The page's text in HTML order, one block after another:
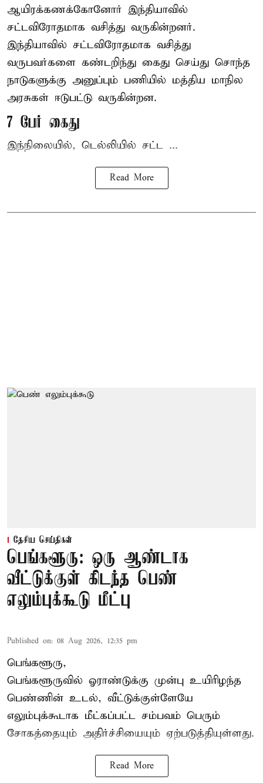
ஆயிரக்கணக்கோனோர் இந்தியாவில்
சட்டவிரோதமாக வசித்து வருகின்றனர்.
இந்தியாவில் சட்டவிரோதமாக வசித்து
வருபவர்களை கண்டறிந்து கைது செய்து சொந்த
நாடுகளுக்கு அனுப்பும் பணியில் மத்திய மாநில
அரசுகள் ஈடுபட்டு வருகின்றன.
7 பேர் கைது
இந்நிலையில், டெல்லியில் சட்ட ...
Read More
தேசிய செய்திகள்
பெங்களூரு: ஒரு ஆண்டாக
வீட்டுக்குள் கிடந்த பெண்
எலும்புக்கூடு மீட்பு
Published on: 08 Aug 2026, 12:35 pm
பெங்களூரு,
பெங்களூருவில் ஓராண்டுக்கு முன்பு உயிரிழந்த
பெண்ணின் உடல், வீட்டுக்குள்ளேயே
எலும்புக்கூடாக மீட்கப்பட்ட சம்பவம் பெரும்
சோகத்தையும் அதிர்ச்சியையும் ஏற்படுத்தியுள்ளது.
Read More